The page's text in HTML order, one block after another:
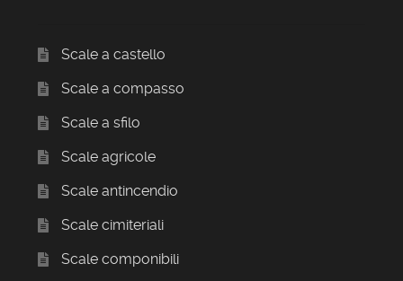
Scale a castello
Scale a compasso
Scale a sfilo
Scale agricole
Scale antincendio
Scale cimiteriali
Scale componibili